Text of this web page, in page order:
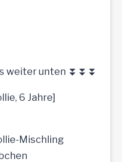
weiter unten ⏬⏬⏬
6 Jahre]
Mischling